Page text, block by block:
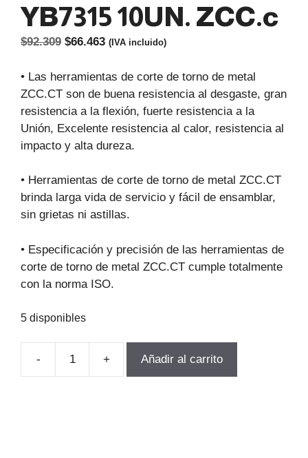
YB7315 10UN. ZCC.c
$92.309 El
original
era:
$92.309.
$66.463El
actual
es:
$66.463.
(IVA incluido)
• Las herramientas de corte de torno de metal
ZCC.CT son de buena resistencia al desgaste, gran
resistencia a la flexión, fuerte resistencia a la
Unión, Excelente resistencia al calor, resistencia al
impacto y alta dureza.
• Herramientas de corte de torno de metal ZCC.CT
brinda larga vida de servicio y fácil de ensamblar,
sin grietas ni astillas.
• Especificación y precisión de las herramientas de
corte de torno de metal ZCC.CT cumple totalmente
con la norma ISO.
5 disponibles
-
INSERTO
+ Añadir al carrito